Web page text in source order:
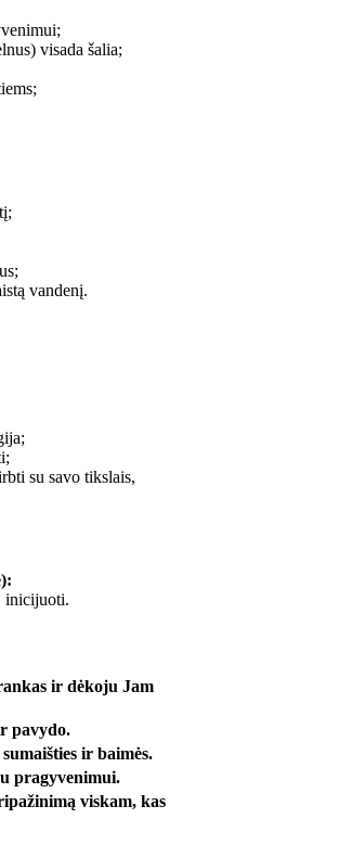
visada šalia;
vandenį.
su savo tikslais,
inicijuoti.
ir dėkoju Jam
pavydo.
ir baimės.
pragyvenimui.
viskam, kas